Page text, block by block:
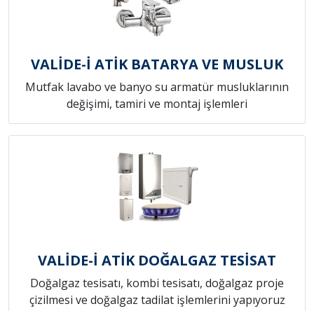
VALİDE-İ ATİK BATARYA VE MUSLUK
Mutfak lavabo ve banyo su armatür musluklarının
değişimi, tamiri ve montaj işlemleri
VALİDE-İ ATİK DOĞALGAZ TESİSAT
Doğalgaz tesisatı, kombi tesisatı, doğalgaz proje
çizilmesi ve doğalgaz tadilat işlemlerini yapıyoruz